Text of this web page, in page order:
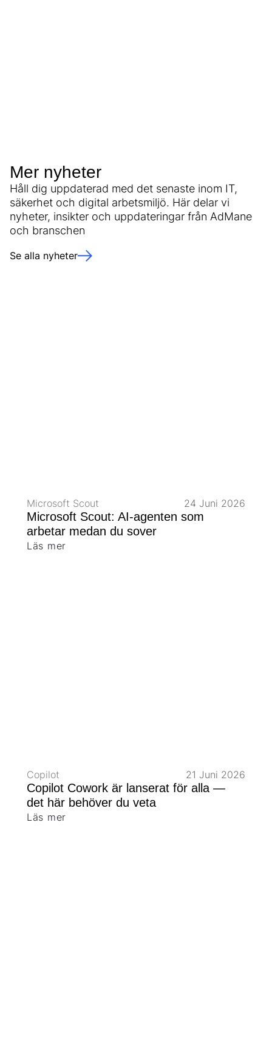
Mer nyheter
Håll dig uppdaterad med det senaste inom IT,
säkerhet och digital arbetsmiljö. Här delar vi
nyheter, insikter och uppdateringar från AdMane
och branschen
Se alla nyheter
Microsoft Scout 24 Juni 2026
Microsoft Scout: AI-agenten som
arbetar medan du sover
Läs mer
Copilot 21 Juni 2026
Copilot Cowork är lanserat för alla —
det här behöver du veta
Läs mer